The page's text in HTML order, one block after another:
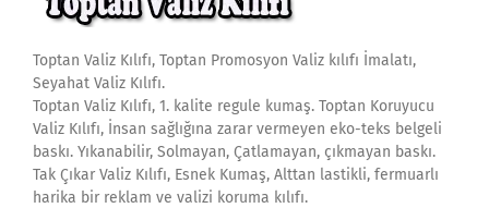
Toptan Valiz Kılıfı, Toptan Promosyon Valiz kılıfı İmalatı,
Seyahat Valiz Kılıfı.
Toptan Valiz Kılıfı, 1. kalite regule kumaş. Toptan Koruyucu
Valiz Kılıfı, İnsan sağlığına zarar vermeyen eko-teks belgeli
baskı. Yıkanabilir, Solmayan, Çatlamayan, çıkmayan baskı.
Tak Çıkar Valiz Kılıfı, Esnek Kumaş, Alttan lastikli, fermuarlı
harika bir reklam ve valizi koruma kılıfı.